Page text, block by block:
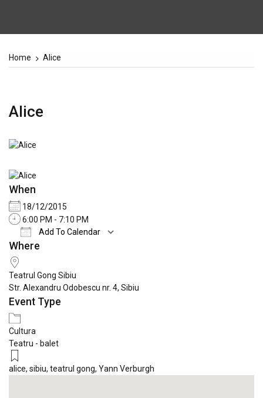
Home Alice
Alice
When
18/12/2015
6:00 PM - 7:10 PM
Add To Calendar
Download ICS
Where
Teatrul Gong Sibiu
Str. Alexandru Odobescu nr. 4, Sibiu
Event Type
Cultura
Teatru - balet
alice, sibiu, teatrul gong, Yann Verburgh